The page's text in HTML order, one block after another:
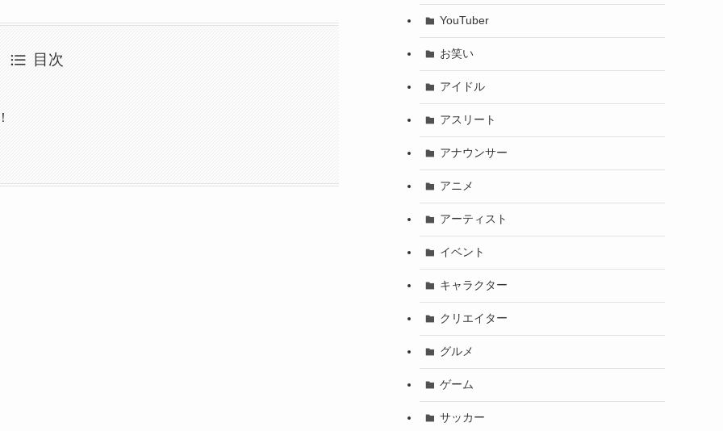
目次
YouTuber
お笑い
アイドル
アスリート
アナウンサー
アニメ
アーティスト
イベント
キャラクター
クリエイター
グルメ
ゲーム
サッカー